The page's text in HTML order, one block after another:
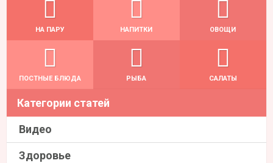
НА ПАРУ НАПИТКИ ОВОЩИ
ПОСТНЫЕ БЛЮДА РЫБА САЛАТЫ
Категории статей
Видео
Здоровье